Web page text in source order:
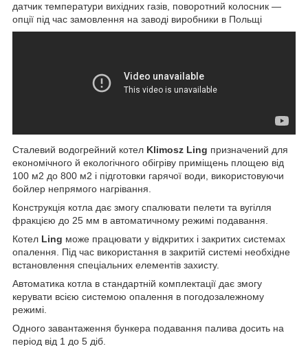
датчик температури вихідних газів, поворотний колосник —
опції під час замовлення на заводі виробники в Польщі
Сталевий водогрейний котел Klimosz Ling призначений для
економічного й екологічного обігріву приміщень площею від
100 м2 до 800 м2 і підготовки гарячої води, використовуючи
бойлер непрямого нагрівання.
Конструкція котла дає змогу спалювати пелети та вугілля
фракцією до 25 мм в автоматичному режимі подавання.
Котел Ling може працювати у відкритих і закритих системах
опалення. Під час використання в закритій системі необхідне
встановлення спеціальних елементів захисту.
Автоматика котла в стандартній комплектації дає змогу
керувати всією системою опалення в погодозалежному
режимі.
Одного завантаження бункера подавання палива досить на
період від 1 до 5 діб.